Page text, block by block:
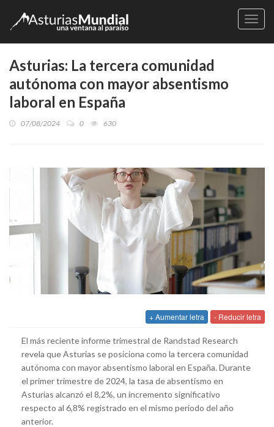
Asturias: La tercera comunidad
autónoma con mayor absentismo
laboral en España
07/08/2024 0 630
+ Aumentar letra - Reducir letra
El más reciente informe trimestral de Randstad Research
revela que Asturias se posiciona como la tercera comunidad
autónoma con mayor absentismo laboral en España. Durante
el primer trimestre de 2024, la tasa de absentismo en
Asturias alcanzó el 8,2%, un incremento significativo
respecto al 6,8% registrado en el mismo periodo del año
anterior.